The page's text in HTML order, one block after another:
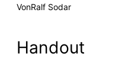
VonRalf Sodar
Handout